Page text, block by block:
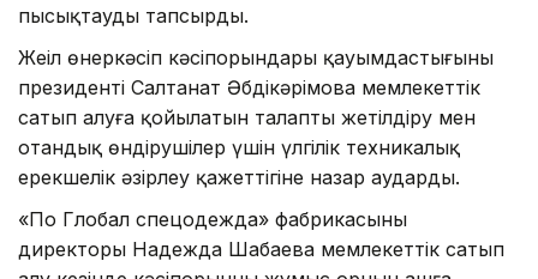
пысықтауды тапсырды.
Жеңіл өнеркәсіп кәсіпорындары қауымдастығының
президенті Салтанат Әбдікәрімова мемлекеттік
сатып алуға қойылатын талапты жетілдіру мен
отандық өндірушілер үшін үлгілік техникалық
ерекшелік әзірлеу қажеттігіне назар аударды.
«По Глобал спецодежда» фабрикасының
директоры Надежда Шабаева мемлекеттік сатып